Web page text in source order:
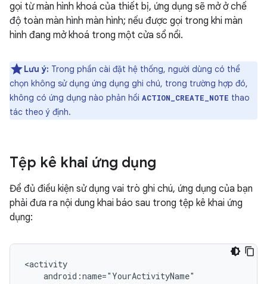
gọi từ màn hình khoá của thiết bị, ứng dụng sẽ mở ở chế
độ toàn màn hình màn hình; nếu được gọi trong khi màn
hình đang mở khoá trong một cửa sổ nổi.
Lưu ý: Trong phần cài đặt hệ thống, người dùng có thể
chọn không sử dụng ứng dụng ghi chú, trong trường hợp đó,
không có ứng dụng nào phản hồi ACTION_CREATE_NOTE thao
tác theo ý định.
Tệp kê khai ứng dụng
Để đủ điều kiện sử dụng vai trò ghi chú, ứng dụng của bạn
phải đưa ra nội dung khai báo sau trong tệp kê khai ứng
dụng: